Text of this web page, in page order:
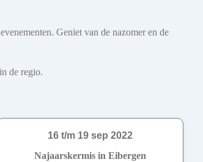
Geniet van de nazomer en de
de regio.
16 t/m 19 sep 2022
Najaarskermis in Eibergen